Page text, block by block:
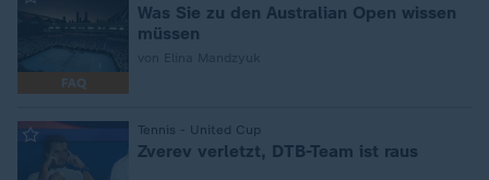
FAQ
Was Sie zu den Australian Open wissen
müssen
Tennis - United Cup
Zverev verletzt, DTB-Team ist raus